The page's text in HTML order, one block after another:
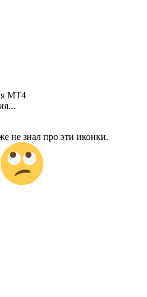
MT4
не знал про эти иконки.